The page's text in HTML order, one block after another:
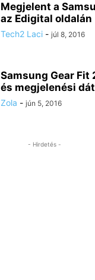
Megjelent a
az Edigital oldalán
Tech2 Laci - júl 8, 2016
Samsung Gear Fit
és megjelenési
Zola - jún 5, 2016
- Hirdetés -